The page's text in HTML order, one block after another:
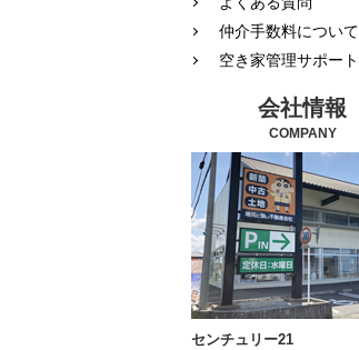
仲介手数料について
空き家管理サポート
会社情報
COMPANY
センチュリー21